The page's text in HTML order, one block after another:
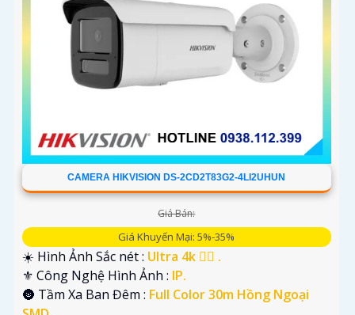
CAMERA HIKVISION DS-2CD2T83G2-4LI2UHUN
Giá Bán:
Giá Khuyến Mại: 5%-35%
☀️ Hình Ảnh Sắc nét : Ultra 4k 👍🏾 .
⚜️ Công Nghệ Hình Ảnh : IP.
🌚 Tầm Xa Ban Đêm : Full Color 30m Hồng Ngoại